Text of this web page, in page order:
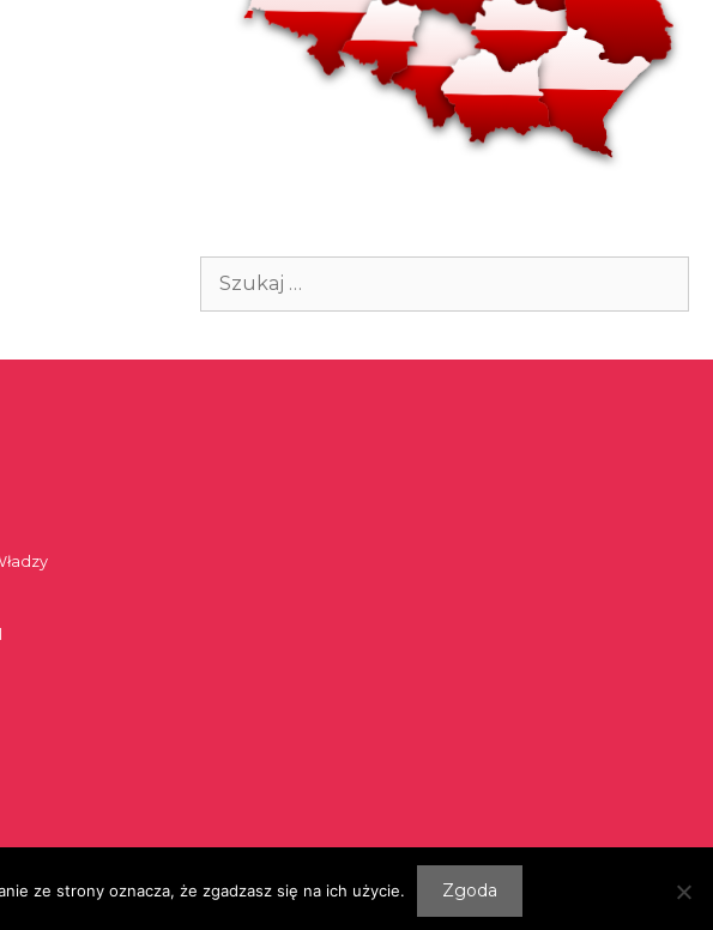
Szukaj:
Szukaj:
ze strony oznacza, że zgadzasz się na ich użycie. Zgoda